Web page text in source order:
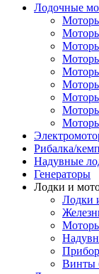
Лодочные
Рибалка/
Надувные
Генераторы
Лодки и
Лодки
Винты